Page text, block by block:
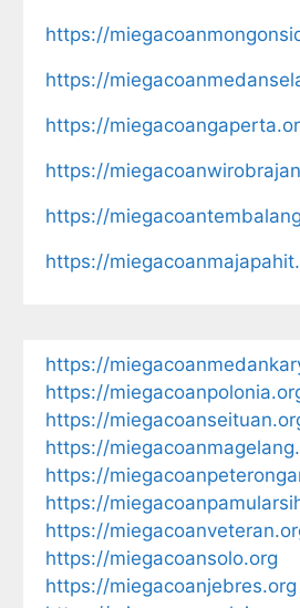
https://
https://
https://
https://
https://
https://
https://
https://
https://
https://
https://
https://
https://
https://miegacoansolo.org
https://miegacoanjebres.org